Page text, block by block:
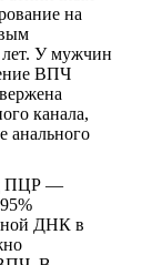
на
У мужчин
ВПЧ
канала,
анального
ПЦР —
ДНК в